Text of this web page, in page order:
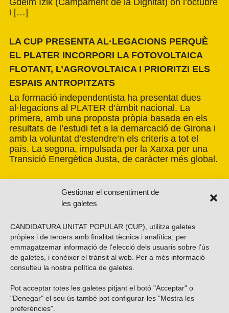
Gestionar el consentiment de
les galetes
CANDIDATURA UNITAT POPULAR (CUP), utilitza galetes
pròpies i de tercers amb finalitat tècnica i analítica, per
emmagatzemar informació de l'elecció dels usuaris sobre l'ús
de galetes, i conèixer el trànsit al web. Per a més informació
consulteu la nostra política de galetes
Pot acceptar totes les galetes pitjant el botó "Acceptar" o
"Denegar" el seu ús també pot configurar-les "Mostra les
preferències".
Gdeim Izik (Campament de la Dignitat) on l’octubre
i […]
LA CUP PRESENTA AL·LEGACIONS PERQUÈ
EL PLATER INCORPORI LA FOTOVOLTAICA
FLOTANT, L’AGROVOLTAICA I PRIORITZI ELS
ESPAIS ANTROPITZATS
La formació independentista ha presentat dues
al·legacions al PLATER d’àmbit nacional. La
primera, amb una proposta pròpia basada en els
resultats de l’estudi fet a la demarcació de Girona i
amb la voluntat d’estendre’n els criteris a tot el
país. La segona, impulsada per la Xarxa per una
Transició Energètica Justa, de caràcter més global.
Vols subscriure’t al nostre butlletí?